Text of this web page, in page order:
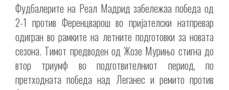
Фудбалерите на Реал Мадрид забележаа победа од
2-1 против Ференцварош во пријателски натпревар
одигран во рамките на летните подготовки за новата
сезона. Тимот предводен од Жозе Мурињо стигна до
втор триумф во подготвителниот период, по
претходната победа над Леганес и ремито против